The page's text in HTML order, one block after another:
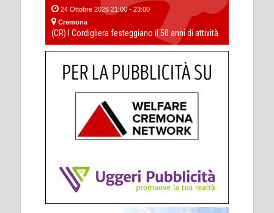
24 Ottobre 2026 21:00 - 23:00
Cremona
(CR) I Cordigliera festeggiano il 50 anni di attività